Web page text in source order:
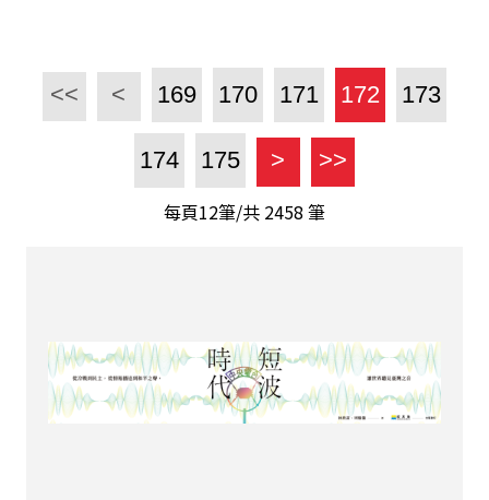
<< < 169 170 171 172 173
174 175 > >>
每頁12筆/共 2458 筆